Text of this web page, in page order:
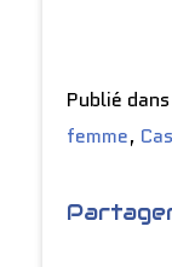
Publié dans
femme,